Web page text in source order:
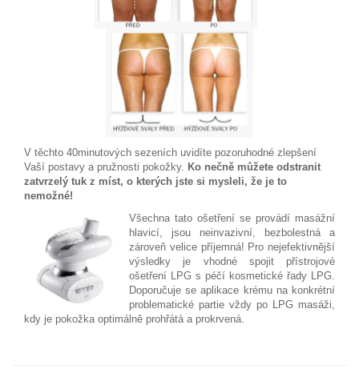
V těchto 40minutových sezeních uvidíte pozoruhodné zlepšení
Vaší postavy a pružnosti pokožky. Ko nečně můžete odstranit
zatvrzelý tuk z míst, o kterých jste si mysleli, že je to
nemožné!
Všechna tato ošetření se provádí masážní
hlavicí, jsou neinvazivní, bezbolestná a
zároveň velice příjemná! Pro nejefektivnější
výsledky je vhodné spojit přístrojové
ošetření LPG s péčí kosmetické řady LPG.
Doporučuje se aplikace krému na konkrétní
problematické partie vždy po LPG masáži,
kdy je pokožka optimálně prohřátá a prokrvená.